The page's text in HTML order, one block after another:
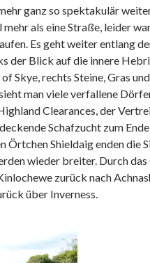
ganz so spektakulär
als eine Straße, leider
Es geht weiter entlang
der Blick auf die innere
Skye, rechts Steine, Gras
man viele verfallene
Clearances, der
Schafzucht zum
Örtchen Shieldaig enden die
wieder breiter. Durch das
zurück nach
über Inverness.